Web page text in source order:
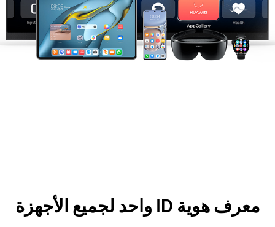
معرف هوية ID واحد لجميع الأجهزة